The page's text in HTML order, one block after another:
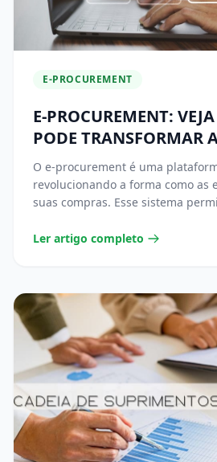
E-PROCUREMENT
E-PROCUREMENT:
PODE TRANSFORMAR
COMPRAS
O e-procurement é uma
revolucionando a forma como as
suas compras. Esse sistema
Ler artigo completo